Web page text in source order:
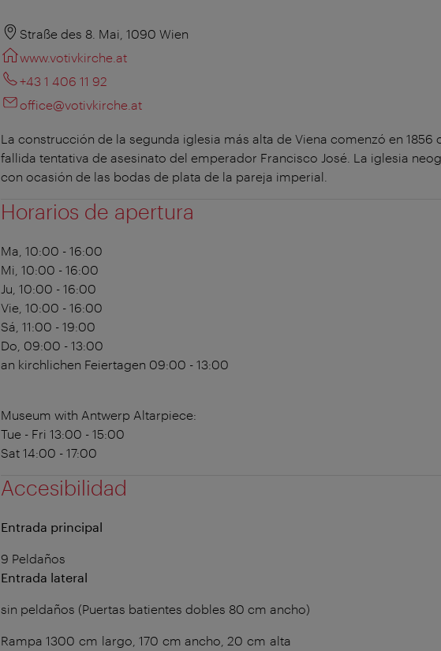
Straße des 8. Mai, 1090 Wien
www.votivkirche.at
+43 1 406 11 92
office@votivkirche.at
La construcción de la segunda iglesia más alta de Viena comenzó en
fallida tentativa de asesinato del emperador Francisco José. La iglesia
con ocasión de las bodas de plata de la pareja imperial.
Horarios de apertura
Ma, 10:00 - 16:00
Mi, 10:00 - 16:00
Ju, 10:00 - 16:00
Vie, 10:00 - 16:00
Sá, 11:00 - 19:00
Do, 09:00 - 13:00
an kirchlichen Feiertagen 09:00 - 13:00
Museum with Antwerp Altarpiece:
Tue - Fri 13:00 - 15:00
Sat 14:00 - 17:00
Accesibilidad
Entrada principal
9 Peldaños
Entrada lateral
sin peldaños (Puertas batientes dobles 80 cm ancho)
Rampa 1300 cm largo, 170 cm ancho, 20 cm alta